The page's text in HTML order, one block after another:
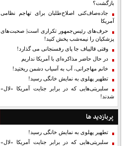
بازگشت؟
جاده‌صاف‌کنی اصلاح‌طلبان برای تهاجم نظامی
آمریکا
حرف‌های رئیس‌جمهور تکراری است| صحبت‌های
پزشکیان را نیمه‌شب پخش کنید!
وقتی قالیباف جا پای رفسنجانی می گذارد!
در حال حاضر مذاکره‌ای با آمریکا نداریم
خانم مهاجرانی، آب به آسیاب دشمن ریختید!
تطهیر پهلوی به نمایش خانگی رسید!
سلبریتی‌هایی که در برابر جنایت آمریکا «لال»
شدند!
پربازدید ها
تطهیر پهلوی به نمایش خانگی رسید!
سلبریتی‌هایی که در برابر جنایت آمریکا «لال»